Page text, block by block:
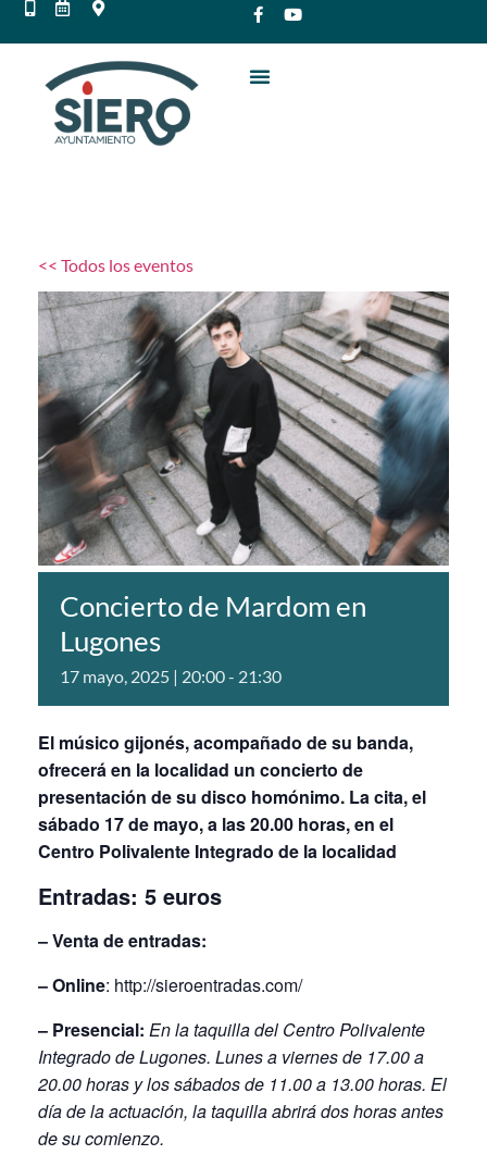
<< Todos los eventos
Concierto de Mardom en
Lugones
17 mayo, 2025 | 20:00- 21:30
El músico gijonés, acompañado de su banda,
ofrecerá en la localidad un concierto de
presentación de su disco homónimo. La cita, el
sábado 17 de mayo, a las 20.00 horas, en el
Centro Polivalente Integrado de la localidad
Entradas: 5 euros
– Venta de entradas:
– Online: http://sieroentradas.com/
– Presencial: En la taquilla del Centro Polivalente
Integrado de Lugones. Lunes a viernes de 17.00 a
20.00 horas y los sábados de 11.00 a 13.00 horas. El
día de la actuación, la taquilla abrirá dos horas antes
de su comienzo.